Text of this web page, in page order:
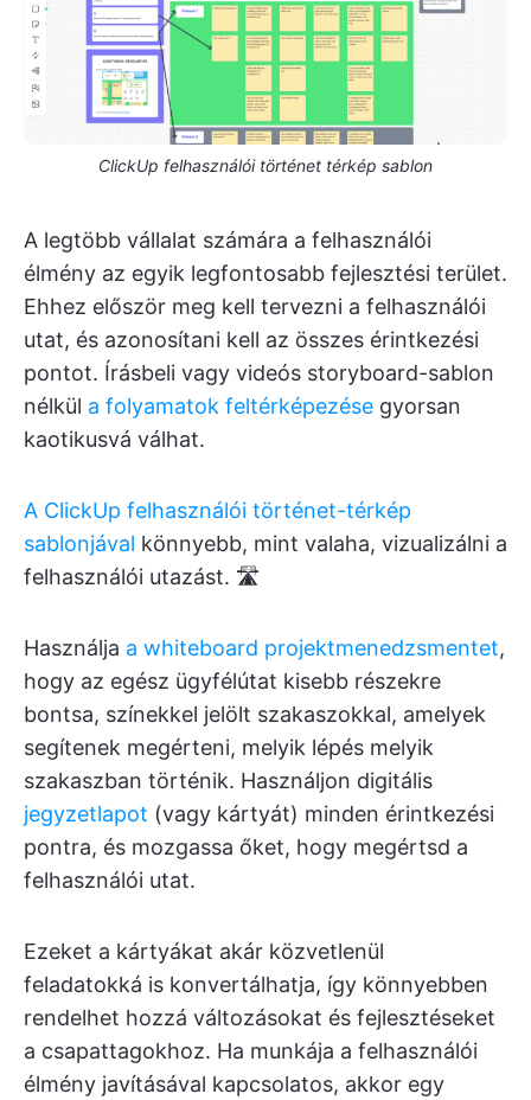
ClickUp felhasználói történet térkép sablon
A legtöbb vállalat számára a felhasználói
élmény az egyik legfontosabb fejlesztési terület.
Ehhez először meg kell tervezni a felhasználói
utat, és azonosítani kell az összes érintkezési
pontot. Írásbeli vagy videós storyboard-sablon
nélkül a folyamatok feltérképezése gyorsan
kaotikusvá válhat.
A ClickUp felhasználói történet-térkép
sablonjával könnyebb, mint valaha, vizualizálni a
felhasználói utazást. 🛣️
Használja a whiteboard projektmenedzsmentet,
hogy az egész ügyfélútat kisebb részekre
bontsa, színekkel jelölt szakaszokkal, amelyek
segítenek megérteni, melyik lépés melyik
szakaszban történik. Használjon digitális
jegyzetlapot (vagy kártyát) minden érintkezési
pontra, és mozgassa őket, hogy megértsd a
felhasználói utat.
Ezeket a kártyákat akár közvetlenül
feladatokká is konvertálhatja, így könnyebben
rendelhet hozzá változásokat és fejlesztéseket
a csapattagokhoz. Ha munkája a felhasználói
élmény javításával kapcsolatos, akkor egy